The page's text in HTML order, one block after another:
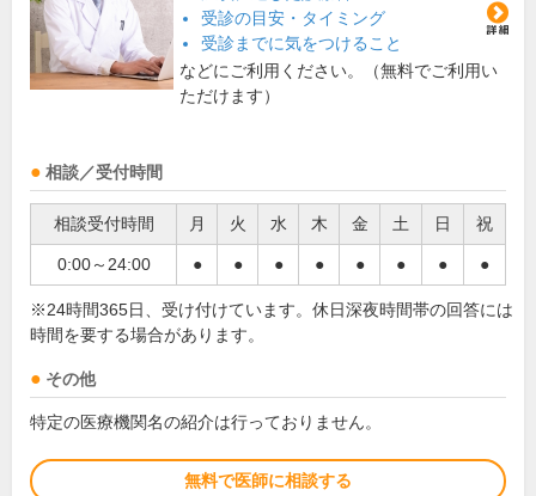
受診の目安・タイミング
受診までに気をつけること
などにご利用ください。（無料でご利用い
ただけます）
相談／受付時間
相談受付時間 月 火 水 木 金 土 日 祝
0:00～24:00 ● ● ● ● ● ● ● ●
※24時間365日、受け付けています。休日深夜時間帯の回答には
時間を要する場合があります。
その他
特定の医療機関名の紹介は行っておりません。
無料で医師に相談する